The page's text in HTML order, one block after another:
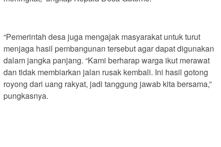
“Pemerintah desa juga mengajak masyarakat untuk turut
menjaga hasil pembangunan tersebut agar dapat digunakan
dalam jangka panjang. “Kami berharap warga ikut merawat
dan tidak membiarkan jalan rusak kembali. Ini hasil gotong
royong dari uang rakyat, jadi tanggung jawab kita bersama,”
pungkasnya.